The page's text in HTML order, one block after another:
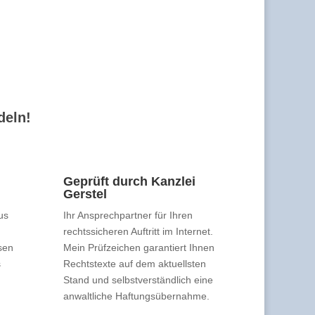
Geprüft durch Kanzlei
Gerstel
Ihr Ansprechpartner für Ihren
rechtssicheren Auftritt im Internet.
Mein Prüfzeichen garantiert Ihnen
Rechtstexte auf dem aktuellsten
Stand und selbstverständlich eine
anwaltliche Haftungsübernahme.